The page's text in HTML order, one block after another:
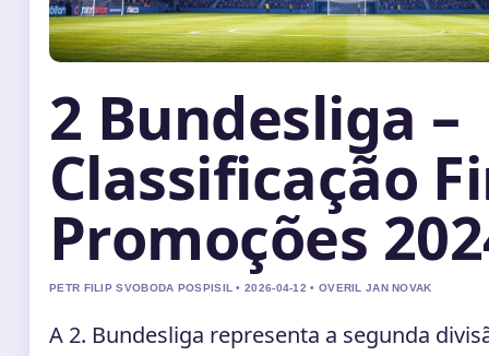
2 Bundesliga –
Classificação
Promoções
PETR FILIP SVOBODA POSPISIL • 2026-04-12 • OVERIL JAN NOVAK
A 2. Bundesliga representa a segunda